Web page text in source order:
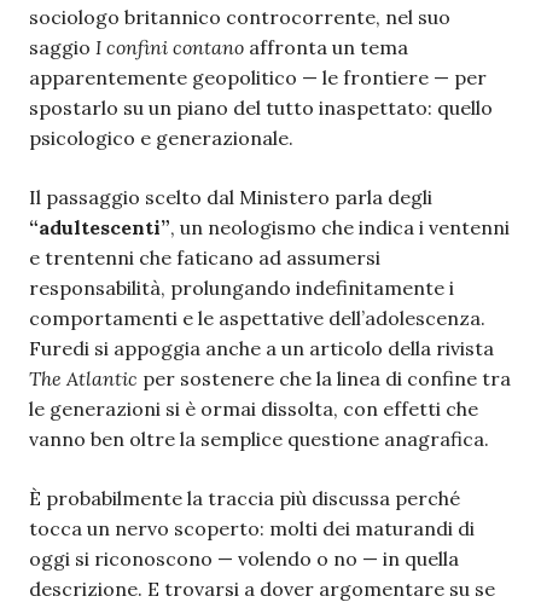
sociologo britannico controcorrente, nel suo
saggio I confini contano affronta un tema
apparentemente geopolitico — le frontiere — per
spostarlo su un piano del tutto inaspettato: quello
psicologico e generazionale.
Il passaggio scelto dal Ministero parla degli
“adultescenti”, un neologismo che indica i ventenni
e trentenni che faticano ad assumersi
responsabilità, prolungando indefinitamente i
comportamenti e le aspettative dell’adolescenza.
Furedi si appoggia anche a un articolo della rivista
The Atlantic per sostenere che la linea di confine tra
le generazioni si è ormai dissolta, con effetti che
vanno ben oltre la semplice questione anagrafica.
È probabilmente la traccia più discussa perché
tocca un nervo scoperto: molti dei maturandi di
oggi si riconoscono — volendo o no — in quella
descrizione. E trovarsi a dover argomentare su se